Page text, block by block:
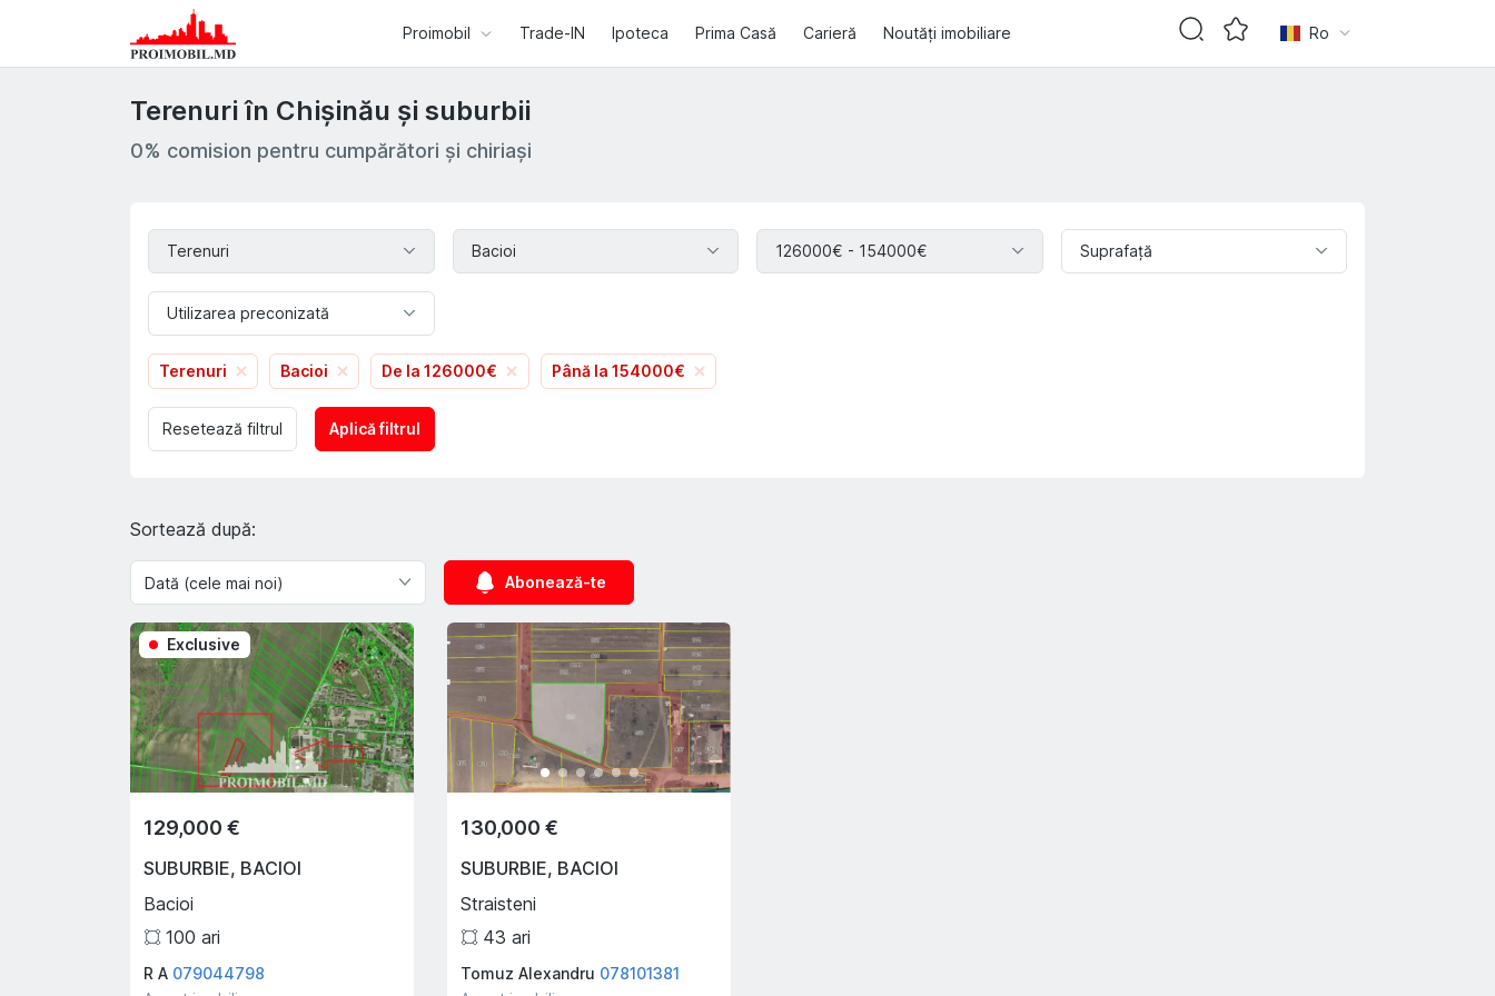
Terenuri Bacioi 126000€ - 154000€ Suprafaţă
Utilizarea preconizată
Terenuri Bacioi De la 126000€ Până la 154000€
Aplică filtrul
Resetează filtrul
Terenuri în Chișinău și suburbii
0% comision pentru cumpărători și chiriași
Sortează după:
Abonează-te
Exclusive
129,000 €
SUBURBIE, BACIOI
Bacioi
100 ari
R A 079044798
130,000 €
SUBURBIE, BACIOI
Straisteni
43 ari
Tomuz Alexandru 078101381
Proimobil Trade-IN Ipoteca Prima Casă Carieră Noutăți imobiliare Ro